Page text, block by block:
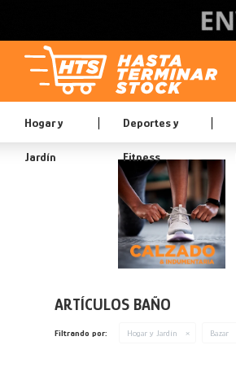
Hogar y
Jardín
Deportes y
Fitness
ARTÍCULOS BAÑO
Filtrando por: Hogar y Jardín Bazar